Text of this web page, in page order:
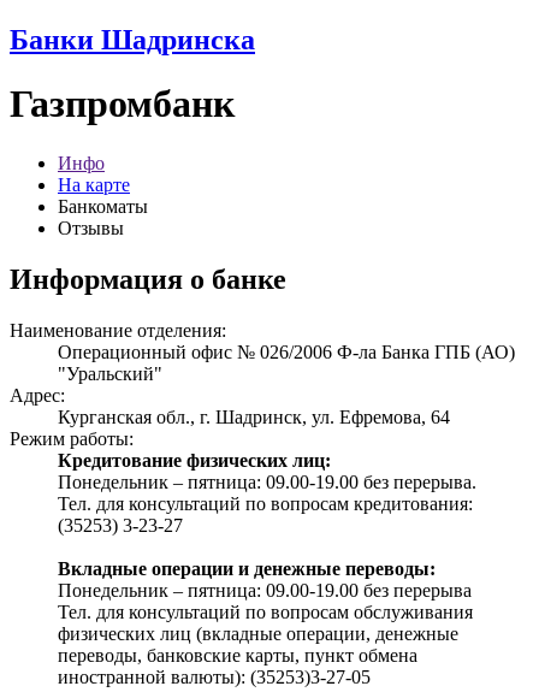
Банки Шадринска
Газпромбанк
Инфо
На карте
Банкоматы
Отзывы
Информация о банке
Наименование отделения:
Операционный офис № 026/2006 Ф-ла Банка ГПБ (АО)
"Уральский"
Адрес:
Курганская обл., г. Шадринск, ул. Ефремова, 64
Режим работы:
Кредитование физических лиц:
Понедельник – пятница: 09.00-19.00 без перерыва.
Тел. для консультаций по вопросам кредитования:
(35253) 3-23-27
Вкладные операции и денежные переводы:
Понедельник – пятница: 09.00-19.00 без перерыва
Тел. для консультаций по вопросам обслуживания
физических лиц (вкладные операции, денежные
переводы, банковские карты, пункт обмена
иностранной валюты): (35253)3-27-05